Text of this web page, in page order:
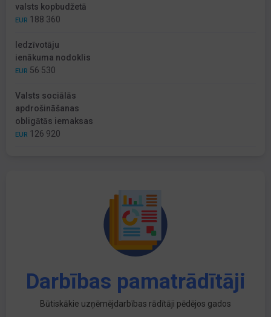
valsts kopbudžetā
EUR 188 360
Iedzīvotāju
ienākuma nodoklis
EUR 56 530
Valsts sociālās
apdrošināšanas
obligātās iemaksas
EUR 126 920
Darbības pamatrādītāji
Būtiskākie uzņēmējdarbības rādītāji pēdējos gados